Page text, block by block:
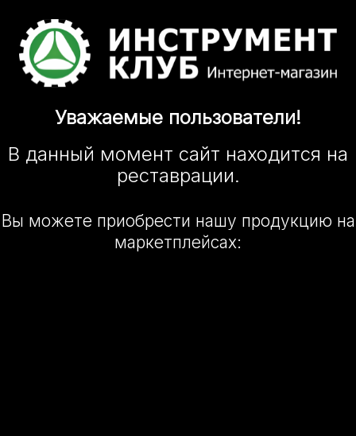
Уважаемые пользователи!
В данный момент сайт находится на
реставрации.
Вы можете приобрести нашу продукцию на
маркетплейсах: